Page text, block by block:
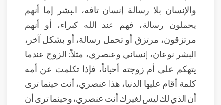
والإنسان بلا رسالة إنسان تافه، البشر إما أنهم
يحملون رسالة، فهم عند الله كبراء، أو أنهم
مرتزقون، مرتزق أو تحمل رسالة، أو بشكل آخر،
البشر نوعان، إنساني وعنصري، مثلاً: الزوج عندما
يتهكم على أم زوجته أحياناً، فإذا تكلمت عن أمه
كلمة أقام عليها الدنيا، هذا عنصري، أنت حينما ترى
أن الذي لك ليس لغيرك أنت عنصري، وحينما ترى أن